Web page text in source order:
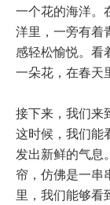
一个花的海洋。
洋里，一旁有着
感轻松愉悦。看
一朵花，在春天
接下来，我们来
这时候，我们能
发出新鲜的气息
帘，仿佛是一串
里，我们能够看